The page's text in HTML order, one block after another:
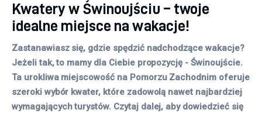
Kwatery w Świnoujściu – twoje
idealne miejsce na wakacje!
Zastanawiasz się, gdzie spędzić nadchodzące wakacje?
Jeżeli tak, to mamy dla Ciebie propozycję - Świnoujście.
Ta urokliwa miejscowość na Pomorzu Zachodnim oferuje
szeroki wybór kwater, które zadowolą nawet najbardziej
wymagających turystów. Czytaj dalej, aby dowiedzieć się